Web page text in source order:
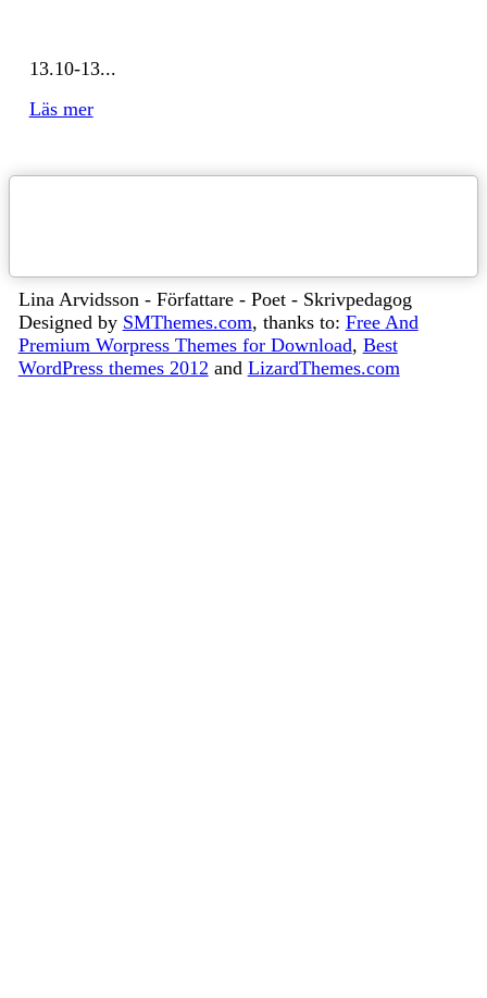
13.10-13...
Läs mer
Lina Arvidsson - Författare - Poet - Skrivpedagog
Designed by SMThemes.com, thanks to: Free And
Premium Worpress Themes for Download, Best
WordPress themes 2012 and LizardThemes.com